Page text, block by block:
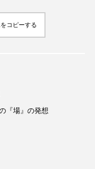
コピーする
『場』の発想